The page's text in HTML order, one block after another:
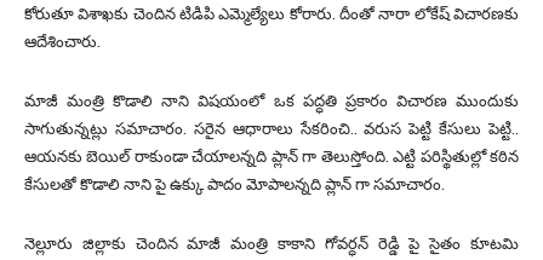
కోరుతూ విశాఖకు చెందిన టిడిపి ఎమ్మెల్యేలు కోరారు. దీంతో నారా లోకేష్ విచారణకు
ఆదేశించారు.
మాజీ మంత్రి కొడాలి నాని విషయంలో ఒక పద్ధతి ప్రకారం విచారణ ముందుకు
సాగుతున్నట్లు సమాచారం. సరైన ఆధారాలు సేకరించి.. వరుస పెట్టి కేసులు పెట్టి..
ఆయనకు బెయిల్ రాకుండా చేయాలన్నది ప్లాన్ గా తెలుస్తోంది. ఎట్టి పరిస్థితుల్లో కఠిన
కేసులతో కొడాలి నాని పై ఉక్కు పాదం మోపాలన్నది ప్లాన్ గా సమాచారం.
నెల్లూరు జిల్లాకు చెందిన మాజీ మంత్రి కాకాని గోవర్ధన్ రెడ్డి పై సైతం కూటమి